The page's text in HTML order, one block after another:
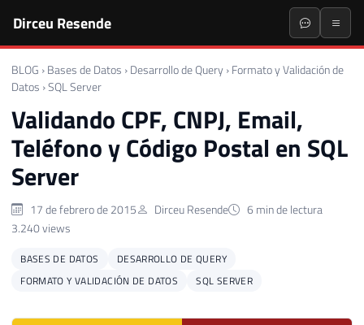
Dirceu Resende
BLOG › Bases de Datos › Desarrollo de Query › Formato y Validación de
Datos ›SQL Server
Validando CPF, CNPJ, Email,
Teléfono y Código Postal en SQL
Server
17 de febrero de 2015 Dirceu Resende
6 min de lectura
3.240 views
BASES DE DATOS
DESARROLLO DE QUERY
FORMATO Y VALIDACIÓN DE DATOS
SQL SERVER